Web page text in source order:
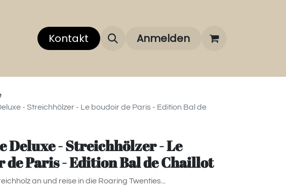
Über uns Über unsere Marken FAQ
Kontakt Anmelden
- Streichhölzer - Le boudoir de Paris - Edition Bal de
Deluxe - Streichhölzer - Le
de Paris - Edition Bal de Chaillot
an und reise in die Roaring Twenties...